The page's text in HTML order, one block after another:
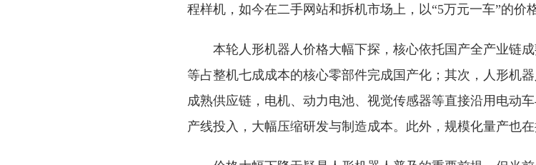
程样机，如今在二手网站和拆机市场上，以“5万元一车”的价
本轮人形机器人价格大幅下探，核心依托国产全产业链
等占整机七成成本的核心零部件完成国产化；其次，人形机
成熟供应链，电机、动力电池、视觉传感器等直接沿用电动
产线投入，大幅压缩研发与制造成本。此外，规模化量产也在